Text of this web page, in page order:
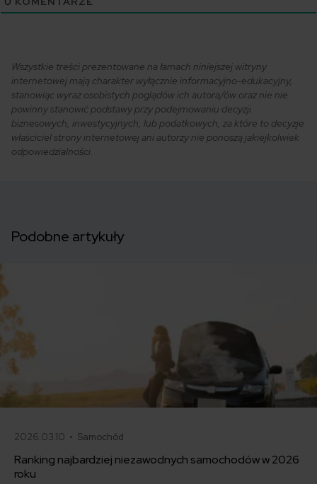
Wszystkie treści prezentowane na łamach niniejszej witryny
internetowej mają charakter wyłącznie informacyjno-edukacyjny,
stanowiąc wyraz osobistych poglądów ich autora/ów oraz nie nie
powinny stanowić podstawy przy podejmowaniu decyzji
biznesowych, inwestycyjnych, lub podatkowych, za które to decyzje
właściciel strony internetowej ani autorzy nie ponoszą jakiejkolwiek
odpowiedzialności.
Podobne artykuły
2026.03.10 • Samochód
Ranking najbardziej niezawodnych samochodów w 2026
roku